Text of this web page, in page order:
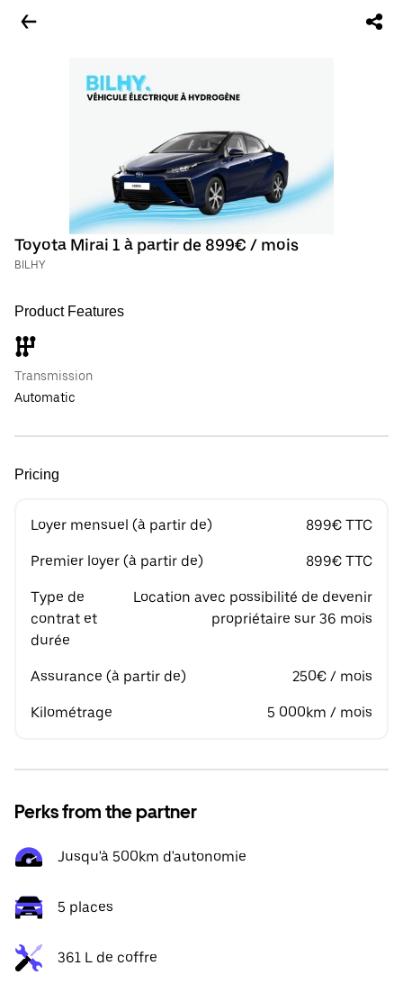
Toyota Mirai 1 à partir de 899€ / mois
BILHY
Product Features
Transmission
Automatic
Pricing
Loyer mensuel (à partir de) 899€ TTC
Premier loyer (à partir de) 899€ TTC
Type de
contrat et
durée
Location avec possibilité de devenir
propriétaire sur 36 mois
Assurance (à partir de) 250€ / mois
Kilométrage 5 000km / mois
Perks from the partner
Jusqu'à 500km d'autonomie
5 places
361 L de coffre